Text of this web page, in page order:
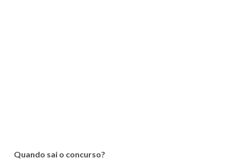
Quando sai o concurso?